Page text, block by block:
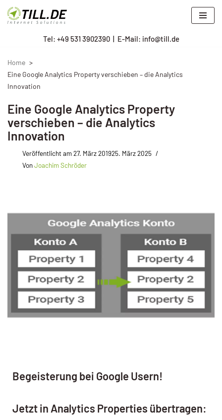
Zum
Tel: +49 531 3902390| E-Mail: info@till.de
Home
Eine Google Analytics Property verschieben – die Analytics
Innovation
Eine Google Analytics Property
verschieben – die Analytics
Innovation
Veröffentlicht am27. März 201925. März 2025
VonJoachim Schröder
Begeisterung bei Google Usern!
Jetzt in Analytics Properties übertragen: